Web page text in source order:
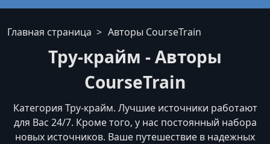
Главная страница Авторы CourseTrain
Тру-крайм - Авторы
CourseTrain
Категория Тру-крайм. Лучшие источники работают
для Вас 24/7. Кроме того, у нас постоянный набора
новых источников. Ваше путешествие в надежных